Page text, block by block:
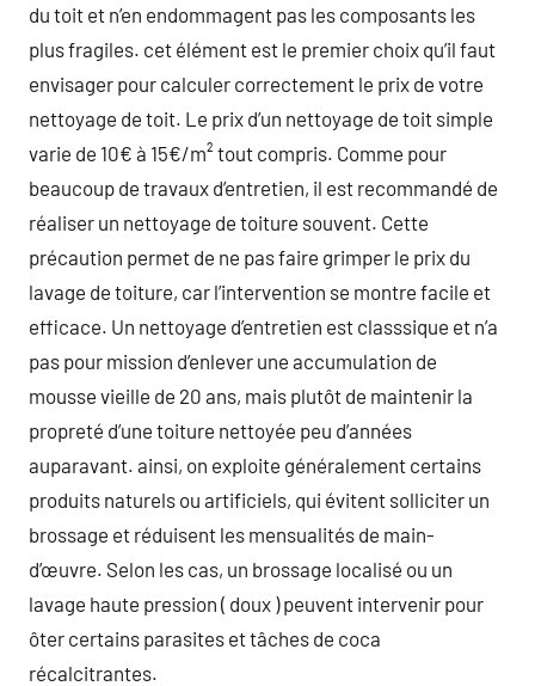
du toit et n’en endommagent pas les composants les
plus fragiles. cet élément est le premier choix qu’il faut
envisager pour calculer correctement le prix de votre
nettoyage de toit. Le prix d’un nettoyage de toit simple
varie de 10€ à 15€/m² tout compris. Comme pour
beaucoup de travaux d’entretien, il est recommandé de
réaliser un nettoyage de toiture souvent. Cette
précaution permet de ne pas faire grimper le prix du
lavage de toiture, car l’intervention se montre facile et
efficace. Un nettoyage d’entretien est classsique et n’a
pas pour mission d’enlever une accumulation de
mousse vieille de 20 ans, mais plutôt de maintenir la
propreté d’une toiture nettoyée peu d’années
auparavant. ainsi, on exploite généralement certains
produits naturels ou artificiels, qui évitent solliciter un
brossage et réduisent les mensualités de main-
d’œuvre. Selon les cas, un brossage localisé ou un
lavage haute pression ( doux ) peuvent intervenir pour
ôter certains parasites et tâches de coca
récalcitrantes.